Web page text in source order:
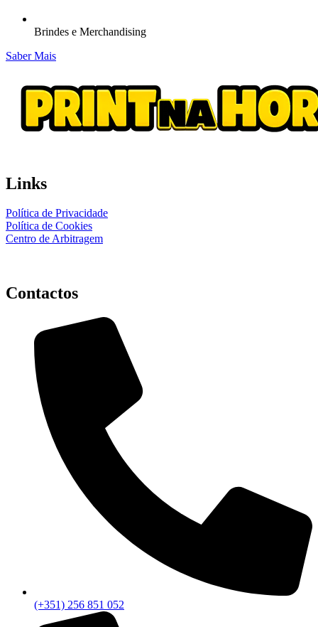
Brindes e Merchandising
Saber Mais
Links
Política de Privacidade
Política de Cookies
Centro de Arbitragem
Contactos
(+351) 256 851 052